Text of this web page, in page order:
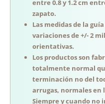
entre 0.8 y 1.2 cm
zapato.
Las medidas de la
variaciones de +/- 2
orientativas.
Los productos son
totalmente normal
terminación no del
arrugas, normales en
Siempre y cuando no